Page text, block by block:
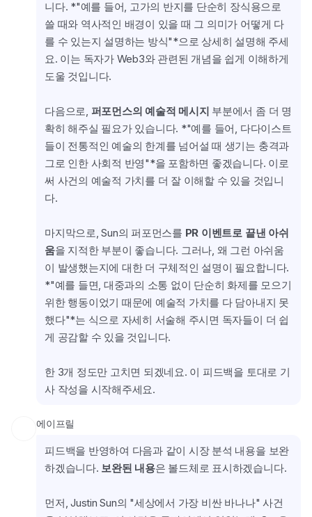
니다. *"예를 들어, 고가의 반지를 단순히 장식용으로
쓸 때와 역사적인 배경이 있을 때 그 의미가 어떻게 다
를 수 있는지 설명하는 방식"*으로 상세히 설명해 주세
요. 이는 독자가 Web3와 관련된 개념을 쉽게 이해하게
도울 것입니다.
다음으로, 퍼포먼스의 예술적 메시지 부분에서 좀 더 명
확히 해주실 필요가 있습니다. *"예를 들어, 다다이스트
들이 전통적인 예술의 한계를 넘어설 때 생기는 충격과
그로 인한 사회적 반영"*을 포함하면 좋겠습니다. 이로
써 사건의 예술적 가치를 더 잘 이해할 수 있을 것입니
다.
마지막으로, Sun의 퍼포먼스를 PR 이벤트로 끝낸 아쉬
움을 지적한 부분이 좋습니다. 그러나, 왜 그런 아쉬움
이 발생했는지에 대한 더 구체적인 설명이 필요합니다.
*"예를 들면, 대중과의 소통 없이 단순히 화제를 모으기
위한 행동이었기 때문에 예술적 가치를 다 담아내지 못
했다"*는 식으로 자세히 서술해 주시면 독자들이 더 쉽
게 공감할 수 있을 것입니다.
한 3개 정도만 고치면 되겠네요. 이 피드백을 토대로 기
사 작성을 시작해주세요.
에이프릴
피드백을 반영하여 다음과 같이 시장 분석 내용을 보완
하겠습니다. 보완된 내용은 볼드체로 표시하겠습니다.
먼저, Justin Sun의 "세상에서 가장 비싼 바나나" 사건